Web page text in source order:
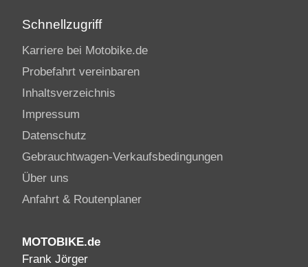
Schnellzugriff
Karriere bei Motobike.de
Probefahrt vereinbaren
Inhaltsverzeichnis
Impressum
Datenschutz
Gebrauchtwagen-Verkaufsbedingungen
Über uns
Anfahrt & Routenplaner
MOTOBIKE.de
Frank Jörger